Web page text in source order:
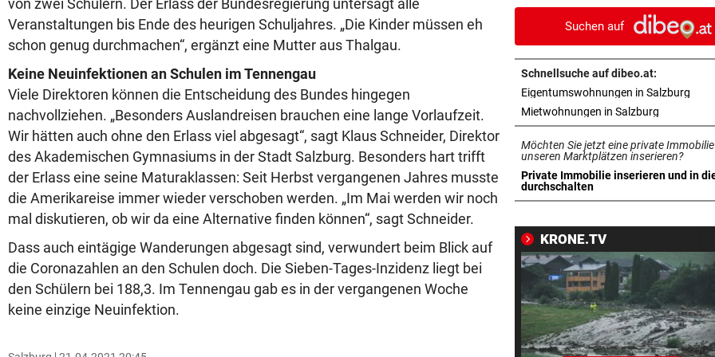
von zwei Schülern. Der Erlass der Bundesregierung untersagt alle
Veranstaltungen bis Ende des heurigen Schuljahres. „Die Kinder müssen eh
schon genug durchmachen“, ergänzt eine Mutter aus Thalgau.
Keine Neuinfektionen an Schulen im Tennengau
Viele Direktoren können die Entscheidung des Bundes hingegen
nachvollziehen. „Besonders Auslandreisen brauchen eine lange Vorlaufzeit.
Wir hätten auch ohne den Erlass viel abgesagt“, sagt Klaus Schneider, Direktor
des Akademischen Gymnasiums in der Stadt Salzburg. Besonders hart trifft
der Erlass eine seine Maturaklassen: Seit Herbst vergangenen Jahres musste
die Amerikareise immer wieder verschoben werden. „Im Mai werden wir noch
mal diskutieren, ob wir da eine Alternative finden können“, sagt Schneider.
Dass auch eintägige Wanderungen abgesagt sind, verwundert beim Blick auf
die Coronazahlen an den Schulen doch. Die Sieben-Tages-Inzidenz liegt bei
den Schülern bei 188,3. Im Tennengau gab es in der vergangenen Woche
keine einzige Neuinfektion.
Wahl“
NEUER NAME UND CO. vor
Das ist im Austria-Stadion
passiert
SKURRILES SPIEL
Zwangspause: „Seltsam! So
etwas kommt nie vor“
VORSCHLAG FÜR ROUTE
Bahn frei
UNWETTER-SCHÄDEN vor 12
Muren in Gastein: „Mit
Auge davongekommen“
SALZBURGER LIGA vor
Suchen auf
Schnellsuche auf dibeo.at:
Eigentumswohnungen in Salzburg
Mietwohnungen in Salzburg
Möchten Sie jetzt eine private
unseren Marktplätzen inserieren?
Private Immobilie inserieren und in
durchschalten
in neuem Tab öffnen
KRONE.TV